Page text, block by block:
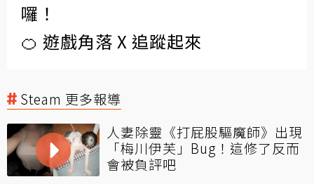
囉！
🍊 遊戲角落 X 追蹤起來
Steam 更多報導
人妻除靈《打屁股驅魔師》出現
「梅川伊芙」Bug！這修了反而
會被負評吧